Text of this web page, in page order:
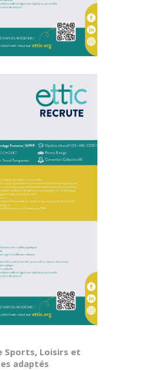
Sports, Loisirs et
adaptés